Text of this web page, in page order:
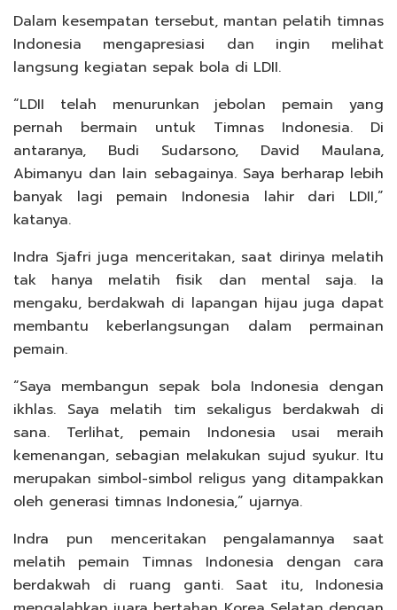
Dalam kesempatan tersebut, mantan pelatih timnas
Indonesia mengapresiasi dan ingin melihat
langsung kegiatan sepak bola di LDII.
“LDII telah menurunkan jebolan pemain yang
pernah bermain untuk Timnas Indonesia. Di
antaranya, Budi Sudarsono, David Maulana,
Abimanyu dan lain sebagainya. Saya berharap lebih
banyak lagi pemain Indonesia lahir dari LDII,”
katanya.
Indra Sjafri juga menceritakan, saat dirinya melatih
tak hanya melatih fisik dan mental saja. Ia
mengaku, berdakwah di lapangan hijau juga dapat
membantu keberlangsungan dalam permainan
pemain.
“Saya membangun sepak bola Indonesia dengan
ikhlas. Saya melatih tim sekaligus berdakwah di
sana. Terlihat, pemain Indonesia usai meraih
kemenangan, sebagian melakukan sujud syukur. Itu
merupakan simbol-simbol religus yang ditampakkan
oleh generasi timnas Indonesia,” ujarnya.
Indra pun menceritakan pengalamannya saat
melatih pemain Timnas Indonesia dengan cara
berdakwah di ruang ganti. Saat itu, Indonesia